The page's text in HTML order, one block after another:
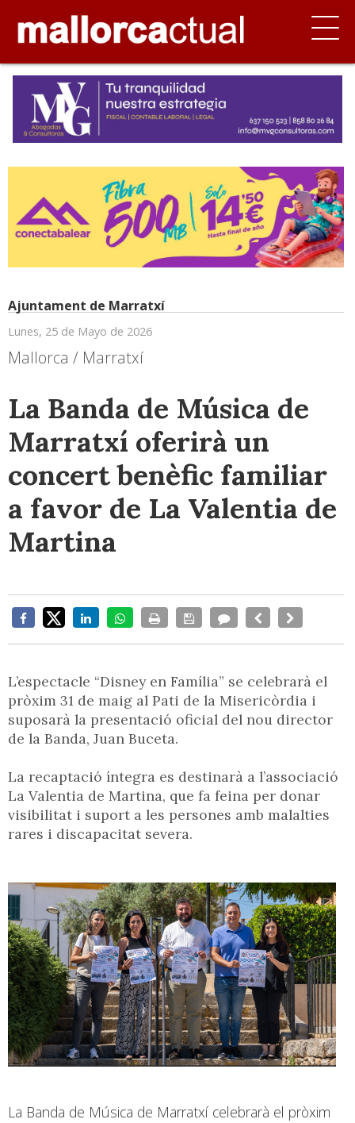
Ajuntament de Marratxí
Lunes, 25 de Mayo de 2026
Mallorca / Marratxí
La Banda de Música de
Marratxí oferirà un
concert benèfic familiar
a favor de La Valentia de
Martina
L’espectacle “Disney en Família” se celebrarà el
pròxim 31 de maig al Pati de la Misericòrdia i
suposarà la presentació oficial del nou director
de la Banda, Juan Buceta.
La recaptació íntegra es destinarà a l’associació
La Valentia de Martina, que fa feina per donar
visibilitat i suport a les persones amb malalties
rares i discapacitat severa.
La Banda de Música de Marratxí celebrarà el pròxim